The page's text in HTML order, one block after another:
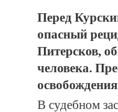
Перед
опасный
Питерсков,
человека.
В судебном